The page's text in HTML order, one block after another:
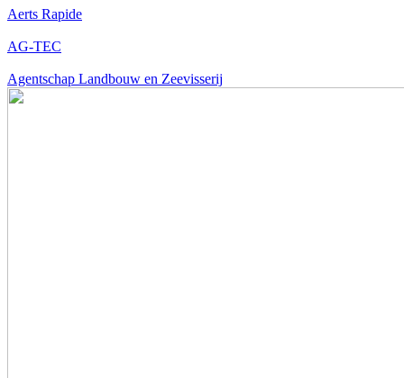
Aerts Rapide
AG-TEC
Agentschap Landbouw en Zeevisserij